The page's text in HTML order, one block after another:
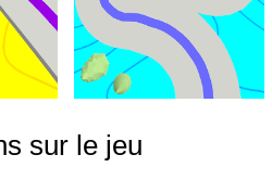
sur le jeu